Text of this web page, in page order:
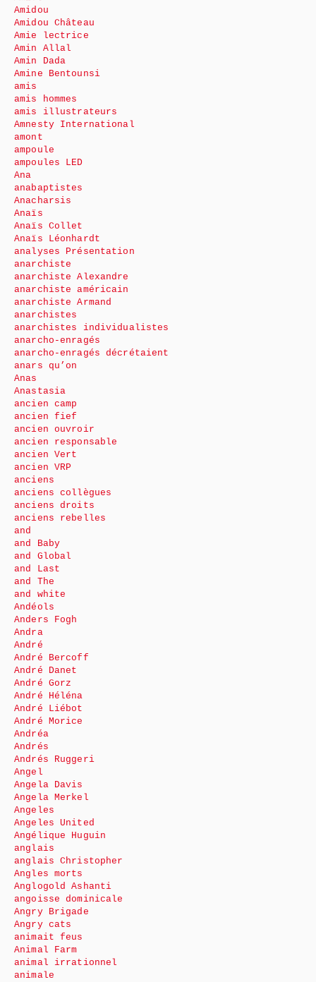
Amidou
Amidou Château
Amie lectrice
Amin Allal
Amin Dada
Amine Bentounsi
amis
amis hommes
amis illustrateurs
Amnesty International
amont
ampoule
ampoules LED
Ana
anabaptistes
Anacharsis
Anaïs
Anaïs Collet
Anaïs Léonhardt
analyses Présentation
anarchiste
anarchiste Alexandre
anarchiste américain
anarchiste Armand
anarchistes
anarchistes individualistes
anarcho-enragés
anarcho-enragés décrétaient
anars qu’on
Anas
Anastasia
ancien camp
ancien fief
ancien ouvroir
ancien responsable
ancien Vert
ancien VRP
anciens
anciens collègues
anciens droits
anciens rebelles
and
and Baby
and Global
and Last
and The
and white
Andéols
Anders Fogh
Andra
André
André Bercoff
André Danet
André Gorz
André Héléna
André Liébot
André Morice
Andréa
Andrés
Andrés Ruggeri
Angel
Angela Davis
Angela Merkel
Angeles
Angeles United
Angélique Huguin
anglais
anglais Christopher
Angles morts
Anglogold Ashanti
angoisse dominicale
Angry Brigade
Angry cats
animait feus
Animal Farm
animal irrationnel
animale